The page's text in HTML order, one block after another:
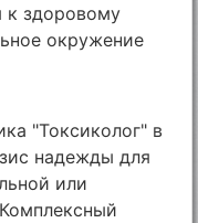
к здоровому
окружение
"Токсиколог" в
надежды для
или